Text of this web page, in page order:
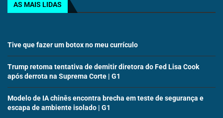
AS MAIS LIDAS
Tive que fazer um botox no meu currículo
Trump retoma tentativa de demitir diretora do Fed Lisa Cook
após derrota na Suprema Corte | G1
Modelo de IA chinês encontra brecha em teste de segurança e
escapa de ambiente isolado | G1